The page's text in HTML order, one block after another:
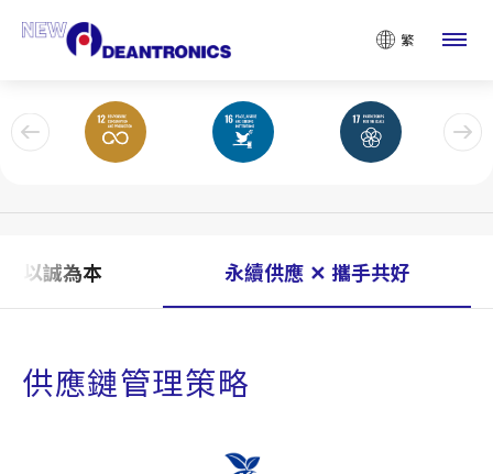
繁
以誠為本 永續供應 ✕ 攜手共好
供應鏈管理策略